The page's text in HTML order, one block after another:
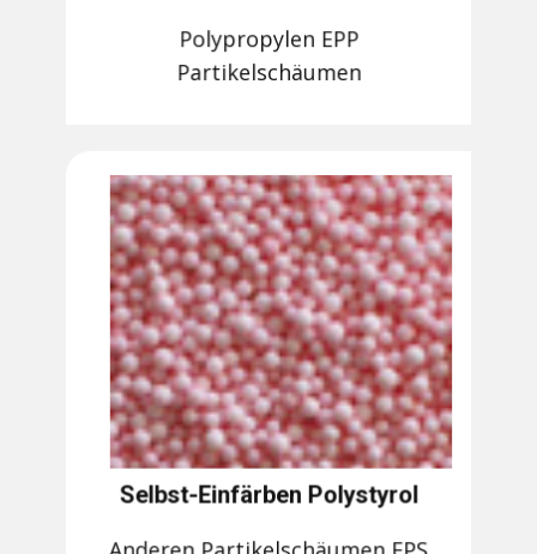
Polypropylen EPP
Partikelschäumen
Selbst-Einfärben Polystyrol